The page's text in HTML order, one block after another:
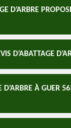
D’ARBRE
D’ABATTAGE
D’ARBRE À GUER